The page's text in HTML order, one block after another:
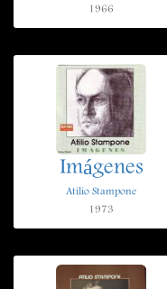
1966
Imágenes
Atilio Stampone
1973